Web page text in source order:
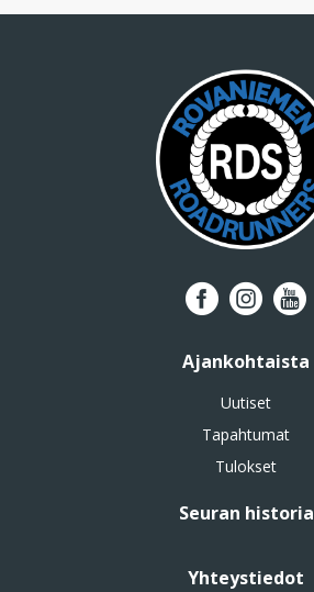
Ajankohtaista
Uutiset
Tapahtumat
Tulokset
Seuran historia
Yhteystiedot